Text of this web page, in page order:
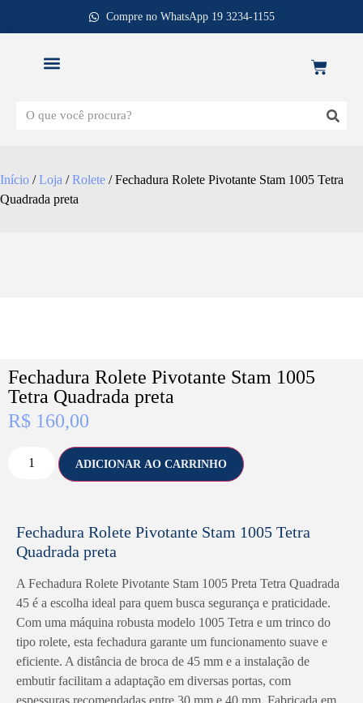
Compre no WhatsApp 19 3234-1155
Início /Loja /Rolete / Fechadura Rolete Pivotante Stam 1005 Tetra
Quadrada preta
Fechadura Rolete Pivotante Stam 1005
Tetra Quadrada preta
R$ 160,00
ADICIONAR AO CARRINHO
Fechadura Rolete Pivotante Stam 1005 Tetra
Quadrada preta
A Fechadura Rolete Pivotante Stam 1005 Preta Tetra Quadrada
45 é a escolha ideal para quem busca segurança e praticidade.
Com uma máquina robusta modelo 1005 Tetra e um trinco do
tipo rolete, esta fechadura garante um funcionamento suave e
eficiente. A distância de broca de 45 mm e a instalação de
embutir facilitam a adaptação em diversas portas, com